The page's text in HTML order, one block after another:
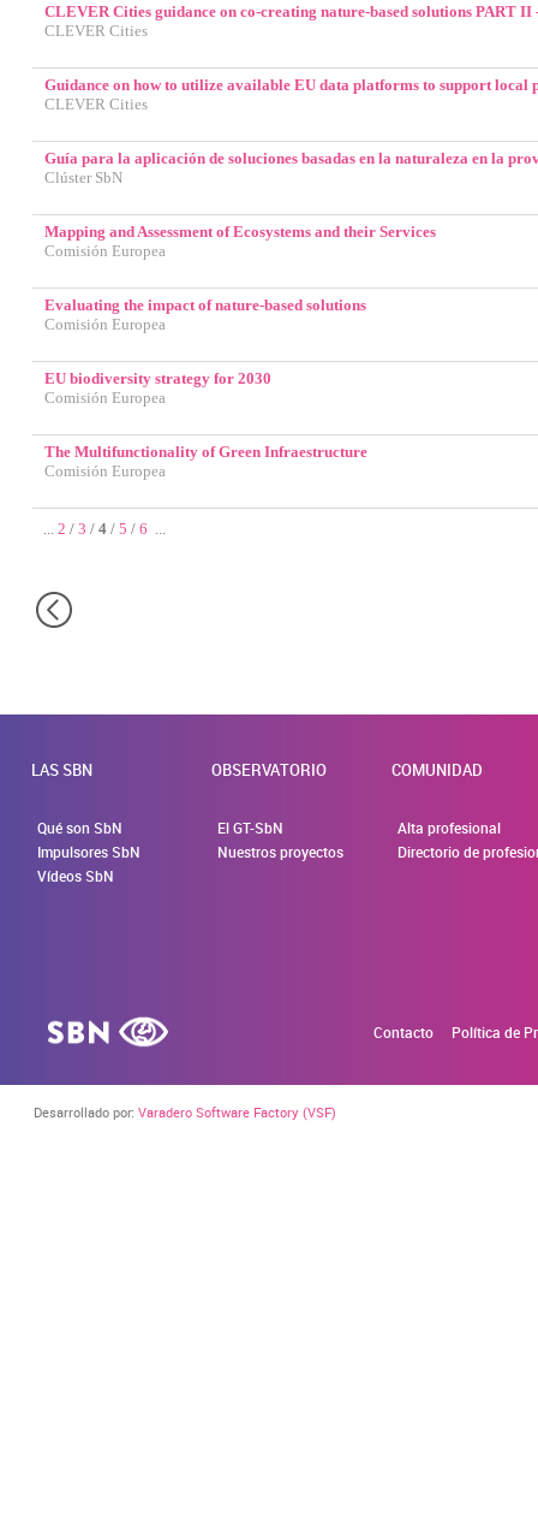
CLEVER Cities guidance on co-creating nature-based solutions PART
CLEVER Cities
Guidance on how to utilize available EU data platforms to support local
CLEVER Cities
Guía para la aplicación de soluciones basadas en la naturaleza en la
Clúster SbN
Mapping and Assessment of Ecosystems and their Services
Comisión Europea
Evaluating the impact of nature-based solutions
Comisión Europea
EU biodiversity strategy for 2030
Comisión Europea
The Multifunctionality of Green Infraestructure
Comisión Europea
2 / 3 / 4 / 5 / 6
LAS SBN
Qué son SbN
Impulsores SbN
Vídeos SbN
OBSERVATORIO
El GT-SbN
Nuestros proyectos
COMUNIDAD
Alta profesional
Directorio de
Contacto Política de
Desarrollado por: Varadero Software Factory (VSF)